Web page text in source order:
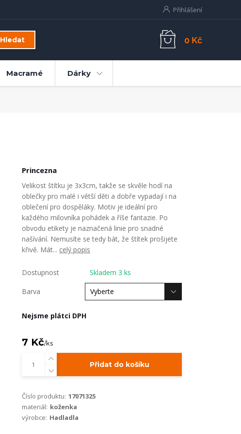
Přihlášení
Hledat 0 Kč
Macramé Dárky
Princezna
Velikost štítku je 3x3cm, takže se skvěle hodí na
oblečky pro malé i větší děti a dobře vypadají i na
oblečení pro dospěláky. Motiv je ideální pro
každého milovníka pohádek a říše fantazie. Po
obvodu etikety je naznačená linie pro snadné
našívání. Nemusíte se tedy bát, že štítek prošijete
křivě. Mát... celý popis
Dostupnost Skladem 3 ks
Barva
Nejsme plátci DPH
7 Kč/ks
Přidat do košíku
Číslo produktu: 17071325
materiál: koženka
výrobce: Hadladla